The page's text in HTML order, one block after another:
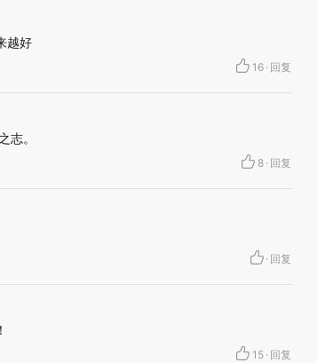
越好
16 · 回复
志。
8 · 回复
· 回复
15 · 回复